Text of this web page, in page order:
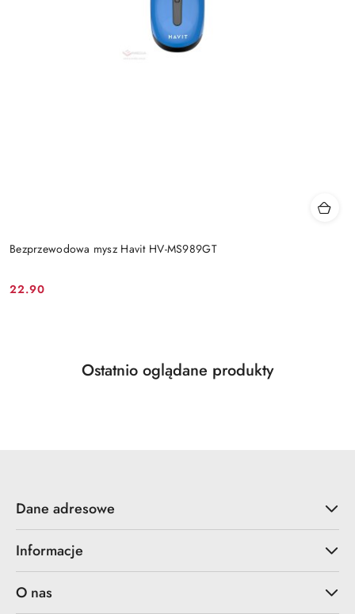
Bezprzewodowa mysz Havit HV-MS989GT
Cena:
22.90
Pomiń karuzelę produktów
Produkty
Ostatnio oglądane produkty
Dane adresowe
Informacje
O nas